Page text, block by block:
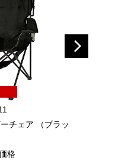
チェア （ブラッ
格